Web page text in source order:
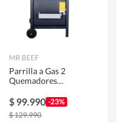
MR BEEF
Parrilla a Gas 2
Quemadores
$ 99.990 -23%
$129.990